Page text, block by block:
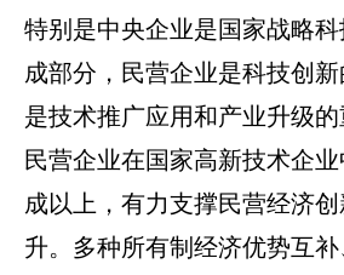
特别是中央企业是国家战略
成部分，民营企业是科技创
是技术推广应用和产业升级
民营企业在国家高新技术企
成以上，有力支撑民营经济
升。多种所有制经济优势互